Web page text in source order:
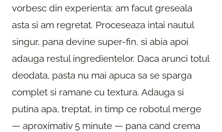
vorbesc din experienta: am facut greseala
asta si am regretat. Proceseaza intai nautul
singur, pana devine super-fin, si abia apoi
adauga restul ingredientelor. Daca arunci totul
deodata, pasta nu mai apuca sa se sparga
complet si ramane cu textura. Adauga si
putina apa, treptat, in timp ce robotul merge
— aproximativ 5 minute — pana cand crema